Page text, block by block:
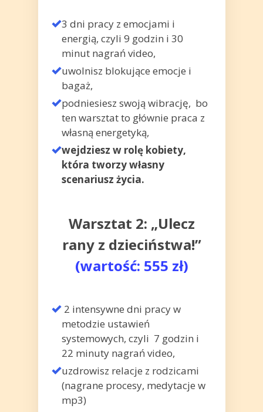
3 dni pracy z emocjami i
energią, czyli 9 godzin i 30
minut nagrań video,
uwolnisz blokujące emocje i
bagaż,
podniesiesz swoją wibrację, bo
ten warsztat to głównie praca z
własną energetyką,
wejdziesz w rolę kobiety,
która tworzy własny
scenariusz życia.
Warsztat 2: „Ulecz
rany z dzieciństwa!”
(wartość: 555 zł)
2 intensywne dni pracy w
metodzie ustawień
systemowych, czyli 7 godzin i
22 minuty nagrań video,
uzdrowisz relacje z rodzicami
(nagrane procesy, medytacje w
mp3)